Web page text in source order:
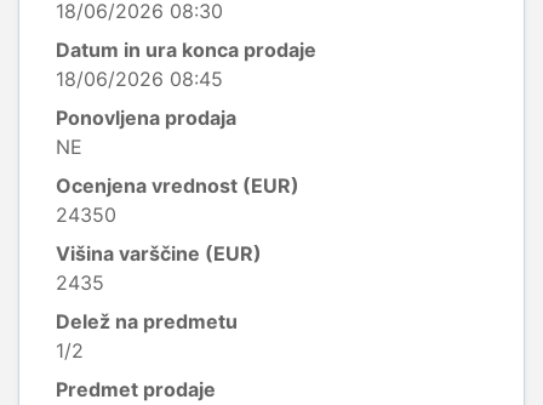
18/06/2026 08:30
Datum in ura konca prodaje
18/06/2026 08:45
Ponovljena prodaja
NE
Ocenjena vrednost (EUR)
24350
Višina varščine (EUR)
2435
Delež na predmetu
1/2
Predmet prodaje